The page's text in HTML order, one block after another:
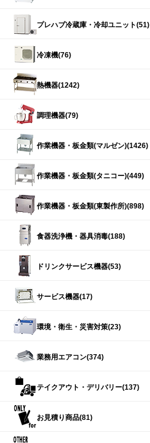
プレハブ冷蔵庫・冷却ユニット(51)
冷凍機(76)
熱機器(1242)
調理機器(79)
作業機器・板金類(マルゼン)(1426)
作業機器・板金類(タニコー)(449)
作業機器・板金類(東製作所)(898)
食器洗浄機・器具消毒(188)
ドリンクサービス機器(53)
サービス機器(17)
環境・衛生・災害対策(23)
業務用エアコン(374)
テイクアウト・デリバリー(137)
お見積り商品(81)